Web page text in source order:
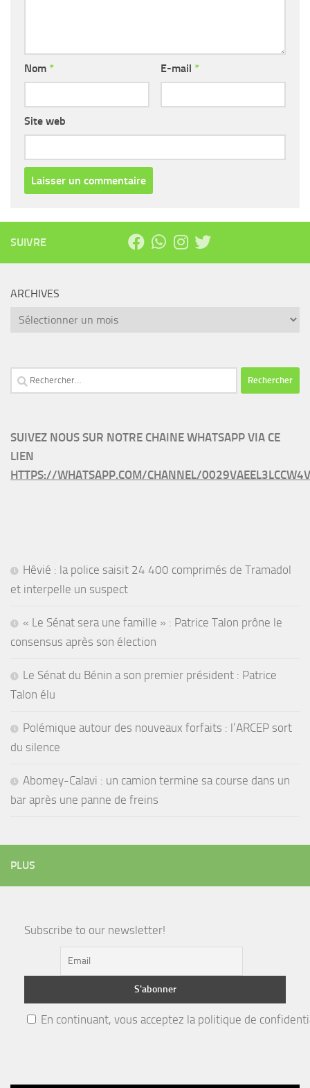
Nom * E-mail *
Site web
SUIVRE
ARCHIVES
Archives
Rechercher :
SUIVEZ NOUS SUR NOTRE CHAINE WHATSAPP VIA CE
LIEN
HTTPS://WHATSAPP.COM/CHANNEL/
Hêvié : la police saisit 24 400 comprimés de Tramadol
et interpelle un suspect
« Le Sénat sera une famille » : Patrice Talon prône le
consensus après son élection
Le Sénat du Bénin a son premier président : Patrice
Talon élu
Polémique autour des nouveaux forfaits : l’ARCEP sort
du silence
Abomey-Calavi : un camion termine sa course dans un
bar après une panne de freins
PLUS
Subscribe to our newsletter!
En continuant, vous acceptez la politique de